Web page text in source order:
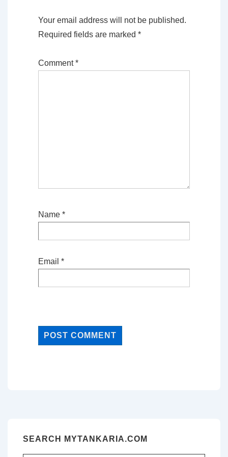
Your email address will not be published.
Required fields are marked *
Comment*
Name *
Email *
SEARCH MYTANKARIA.COM